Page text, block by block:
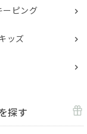
ーピング
ッズ
探す